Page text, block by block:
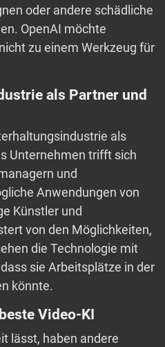
oder andere schädliche
OpenAI möchte
zu einem Werkzeug für
als Partner und
als
Unternehmen trifft sich
und
Anwendungen von
Künstler und
von den Möglichkeiten,
die Technologie mit
sie Arbeitsplätze in der
könnte.
Video-KI
lässt, haben andere